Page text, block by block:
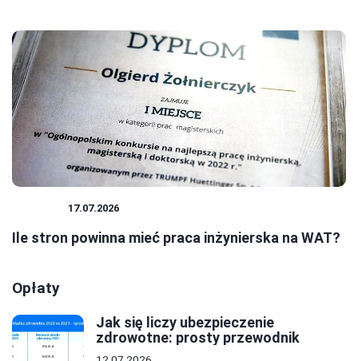
17.07.2026
Ile stron powinna mieć praca inżynierska na WAT?
Opłaty
Jak się liczy ubezpieczenie
zdrowotne: prosty przewodnik